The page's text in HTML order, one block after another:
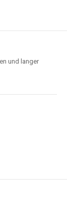
und langer